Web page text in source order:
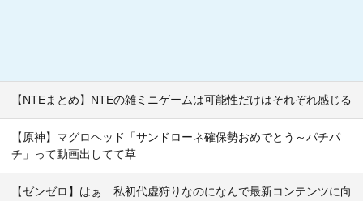
【NTEまとめ】NTEの雑ミニゲームは可能性だけはそれぞれ感じる
【原神】マグロヘッド「サンドローネ確保勢おめでとう～パチパ
チ」って動画出してて草
【ゼンゼロ】はぁ…私初代虚狩りなのになんで最新コンテンツに向